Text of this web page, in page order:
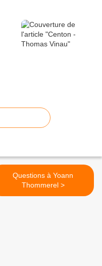
Questions à Yoann
Thommerel >